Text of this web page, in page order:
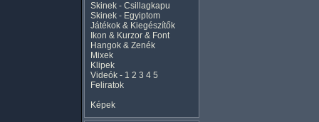
Skinek - Csillagkapu
Skinek - Egyiptom
Játékok & Kiegészítők
Ikon & Kurzor & Font
Hangok & Zenék
Mixek
Klipek
Videók - 1 2 3 4 5
Feliratok
Képek